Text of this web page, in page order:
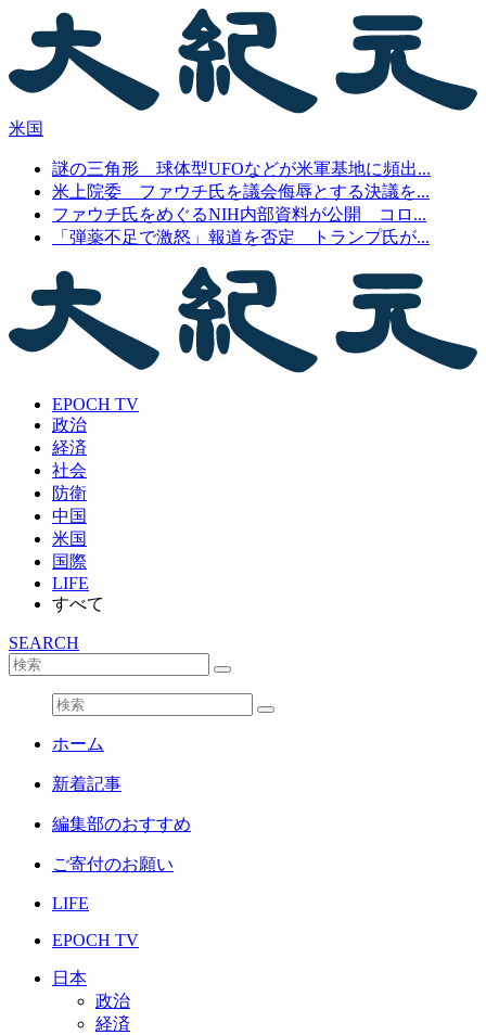
米国
謎の三角形 球体型UFOなどが米軍基地に頻出...
米上院委 ファウチ氏を議会侮辱とする決議を...
ファウチ氏をめぐるNIH内部資料が公開 コロ...
「弾薬不足で激怒」報道を否定 トランプ氏が...
EPOCH TV
政治
経済
社会
防衛
中国
米国
国際
LIFE
すべて
SEARCH
ホーム
新着記事
編集部のおすすめ
ご寄付のお願い
LIFE
EPOCH TV
日本
政治
経済